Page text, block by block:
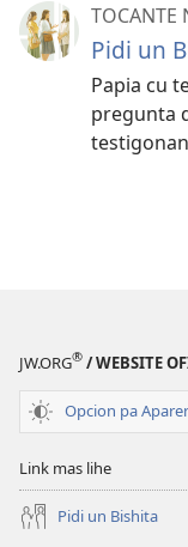
TOCANTE
Pidi un
Papia cu
pregunta
JW.ORG® / WEBSITE
Opcion pa
Link mas lihe
Pidi un Bishita